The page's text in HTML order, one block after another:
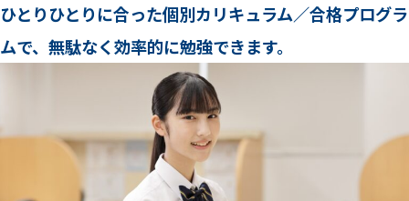
ひとりひとりに合った個別カリキュラム／合格プログラ
ムで、無駄なく効率的に勉強できます。